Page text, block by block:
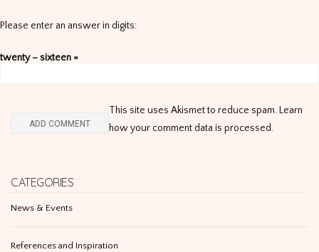
Please enter an answer in digits:
twenty − sixteen =
This site uses Akismet to reduce spam. Learn
how your comment data is processed.
CATEGORIES
News & Events
References and Inspiration